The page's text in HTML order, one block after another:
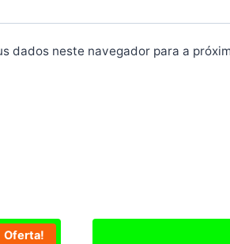
dados neste navegador para a
Oferta!